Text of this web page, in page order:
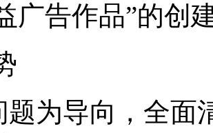
广告作品”的创
题为导向，全面